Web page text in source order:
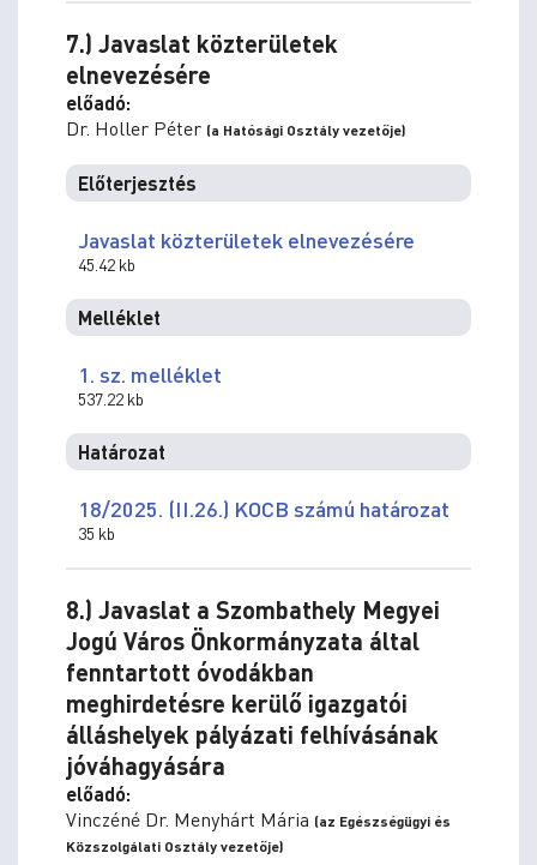
7.) Javaslat közterületek
elnevezésére
előadó:
Dr. Holler Péter (a Hatósági Osztály vezetője)
Előterjesztés
Javaslat közterületek elnevezésére
45.42 kb
Melléklet
1. sz. melléklet
537.22 kb
Határozat
18/2025. (II.26.) KOCB számú határozat
35 kb
8.) Javaslat a Szombathely Megyei
Jogú Város Önkormányzata által
fenntartott óvodákban
meghirdetésre kerülő igazgatói
álláshelyek pályázati felhívásának
jóváhagyására
előadó:
Vinczéné Dr. Menyhárt Mária (az Egészségügyi és
Közszolgálati Osztály vezetője)